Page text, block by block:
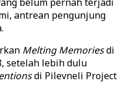
antrean pengunjung
Melting Memoriesdi
setelah lebih dulu
di Pilevneli Project